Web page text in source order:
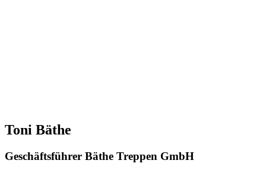
Toni Bäthe
Geschäftsführer Bäthe Treppen GmbH